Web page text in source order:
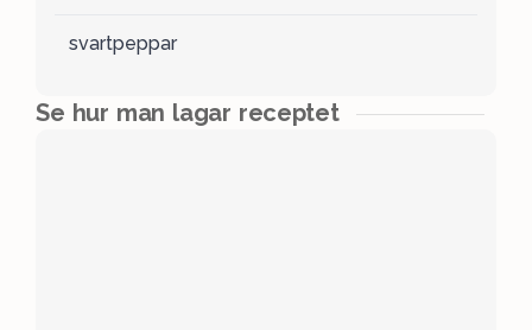
svartpeppar
Se hur man lagar receptet